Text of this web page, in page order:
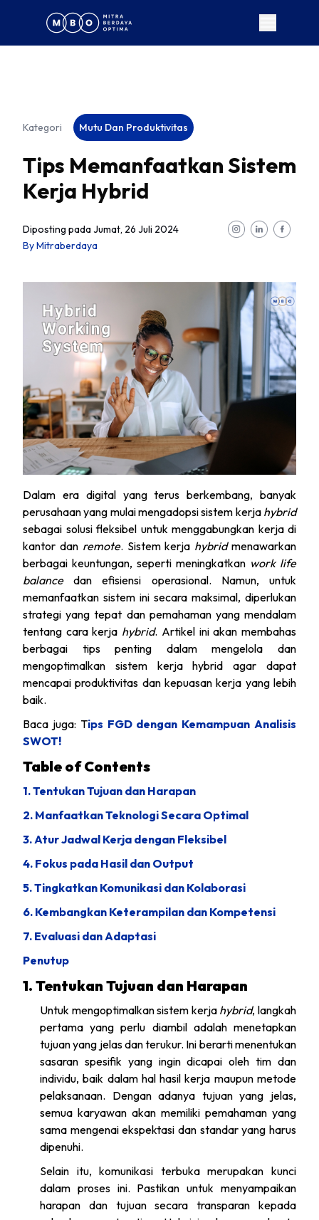
Kategori Mutu Dan Produktivitas
Tips Memanfaatkan Sistem
Kerja Hybrid
Diposting padaJumat, 26 Juli 2024
ByMitraberdaya
Dalam era digital yang terus berkembang, banyak
perusahaan yang mulai mengadopsi sistem kerja hybrid
sebagai solusi fleksibel untuk menggabungkan kerja di
kantor dan remote. Sistem kerja hybridmenawarkan
berbagai keuntungan, seperti meningkatkan work life
balancedan efisiensi operasional. Namun, untuk
memanfaatkan sistem ini secara maksimal, diperlukan
strategi yang tepat dan pemahaman yang mendalam
tentang cara kerja hybrid. Artikel ini akan membahas
berbagai tips penting dalam mengelola dan
mengoptimalkan sistem kerja hybrid agar dapat
mencapai produktivitas dan kepuasan kerja yang lebih
baik.
Baca juga: Tips FGD dengan Kemampuan Analisis
SWOT!
Table of Contents
1. Tentukan Tujuan dan Harapan
2. Manfaatkan Teknologi Secara Optimal
3. Atur Jadwal Kerja dengan Fleksibel
4. Fokus pada Hasil dan Output
5. Tingkatkan Komunikasi dan Kolaborasi
6. Kembangkan Keterampilan dan Kompetensi
7. Evaluasi dan Adaptasi
Penutup
1. Tentukan Tujuan dan Harapan
Untuk mengoptimalkan sistem kerja hybrid, langkah
pertama yang perlu diambil adalah menetapkan
tujuan yang jelas dan terukur. Ini berarti menentukan
sasaran spesifik yang ingin dicapai oleh tim dan
individu, baik dalam hal hasil kerja maupun metode
pelaksanaan. Dengan adanya tujuan yang jelas,
semua karyawan akan memiliki pemahaman yang
sama mengenai ekspektasi dan standar yang harus
dipenuhi.
Selain itu, komunikasi terbuka merupakan kunci
dalam proses ini. Pastikan untuk menyampaikan
harapan dan tujuan secara transparan kepada